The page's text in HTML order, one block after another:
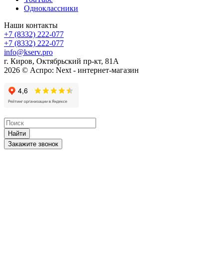
Одноклассники
Наши контакты
+7 (8332) 222-077
+7 (8332) 222-077
info@kserv.pro
г. Киров, Октябрьский пр-кт, 81А
2026 © Аспро: Next - интернет-магазин
Найти
Закажите звонок